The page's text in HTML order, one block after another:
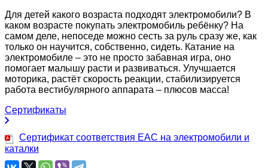
Для детей какого возраста подходят электромобили? В
каком возрасте покупать электромобиль ребёнку? На
самом деле, непоседе можно сесть за руль сразу же, как
только он научится, собственно, сидеть. Катание на
электромобиле – это не просто забавная игра, оно
помогает малышу расти и развиваться. Улучшается
моторика, растёт скорость реакции, стабилизируется
работа вестибулярного аппарата – плюсов масса!
Сертификаты
Сертификат соответствия EAC на электромобили и
каталки